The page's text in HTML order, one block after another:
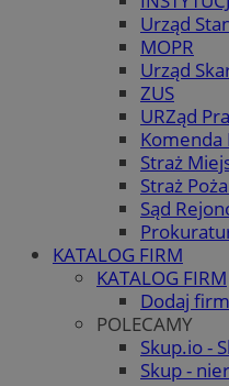
Urząd
MOPR
Urząd
ZUS
URZąd
Komenda
Straż
Straż
Sąd
KATALOG FIRM
KATALOG FIRM
Dodaj
POLECAMY
Skup.io -
Skup -